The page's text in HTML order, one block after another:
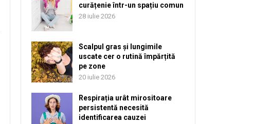
curățenie într-un spațiu comun
28 iulie 2026
Scalpul gras și lungimile
uscate cer o rutină împărțită
pe zone
20 iulie 2026
Respirația urât mirositoare
persistentă necesită
identificarea cauzei